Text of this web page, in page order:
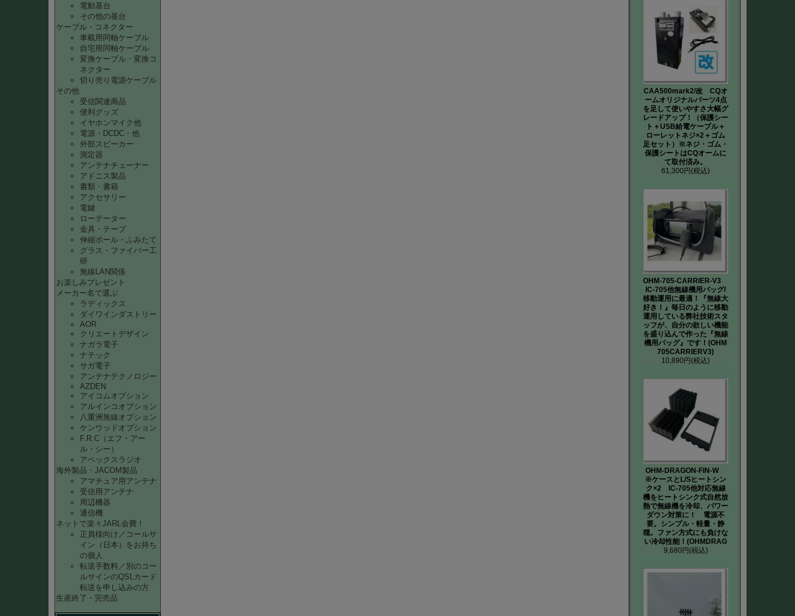
電動基台
その他の基台
ケーブル・コネクター
車載用同軸ケーブル
自宅用同軸ケーブル
変換ケーブル・変換コ
ネクター
切り売り電源ケーブル
その他
受信関連商品
便利グッズ
イヤホンマイク他
電源・DCDC・他
外部スピーカー
測定器
アンテナチューナー
アドニス製品
書類・書籍
アクセサリー
電鍵
ローテーター
金具・テープ
伸縮ポール・ふみたて
グラス・ファイバー工
研
無線LAN関係
お楽しみプレゼント
メーカー名で選ぶ
ラディックス
ダイワインダストリー
AOR
クリエートデザイン
ナガラ電子
ナテック
サガ電子
アンテナテクノロジー
AZDEN
アイコムオプション
アルインコオプション
八重洲無線オプション
ケンウッドオプション
F.R.C（エフ・アー
ル・シー）
アペックスラジオ
海外製品・JACOM製品
アマチュア用アンテナ
受信用アンテナ
周辺機器
通信機
ネットで楽々JARL会費！
正員様向け／コールサ
イン（日本）をお持ち
の個人
転送手数料／別のコー
ルサインのQSLカード
転送を申し込みの方
生産終了・完売品
CAA500mark2/改 CQオ
ームオリジナルパーツ4点
を足して使いやすさ大幅グ
レードアップ！（保護シー
ト＋USB給電ケーブル＋
ローレットネジ×2＋ゴム
足セット）※ネジ・ゴム・
保護シートはCQオームに
て取付済み。
61,300円(税込)
OHM-705-CARRIER-V3
IC-705他無線機用バッグ/
移動運用に最適！『無線大
好き！』毎日のように移動
運用している弊社技術スタ
ッフが、自分の欲しい機能
を盛り込んで作った『無線
機用バッグ』です！(OHM
705CARRIERV3)
10,890円(税込)
OHM-DRAGON-FIN-W
※ケースとL/Sヒートシン
ク×2 IC-705他対応無線
機をヒートシンク式自然放
熱で無線機を冷却、パワー
ダウン対策に！ 電源不
要。シンプル・軽量・静
穏。ファン方式にも負けな
い冷却性能！(OHMDRAG
9,680円(税込)